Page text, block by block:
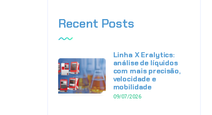
Recent Posts
Linha X Eralytics:
análise de líquidos
com mais precisão,
velocidade e
mobilidade
09/07/2026